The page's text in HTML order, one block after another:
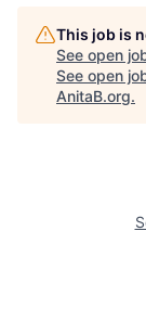
This job is
See open
See open
AnitaB.org.